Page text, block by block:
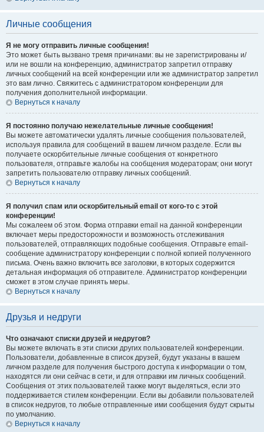
Личные сообщения
Я не могу отправить личные сообщения!
Это может быть вызвано тремя причинами: вы не зарегистрированы и/
или не вошли на конференцию, администратор запретил отправку
личных сообщений на всей конференции или же администратор запретил
это вам лично. Свяжитесь с администратором конференции для
получения дополнительной информации.
Вернуться к началу
Я постоянно получаю нежелательные личные сообщения!
Вы можете автоматически удалять личные сообщения пользователей,
используя правила для сообщений в вашем личном разделе. Если вы
получаете оскорбительные личные сообщения от конкретного
пользователя, отправьте жалобы на сообщения модераторам; они могут
запретить пользователю отправку личных сообщений.
Вернуться к началу
Я получил спам или оскорбительный email от кого-то с этой
конференции!
Мы сожалеем об этом. Форма отправки email на данной конференции
включает меры предосторожности и возможность отслеживания
пользователей, отправляющих подобные сообщения. Отправьте email-
сообщение администратору конференции с полной копией полученного
письма. Очень важно включить все заголовки, в которых содержится
детальная информация об отправителе. Администратор конференции
сможет в этом случае принять меры.
Вернуться к началу
Друзья и недруги
Что означают списки друзей и недругов?
Вы можете включать в эти списки других пользователей конференции.
Пользователи, добавленные в список друзей, будут указаны в вашем
личном разделе для получения быстрого доступа к информации о том,
находятся ли они сейчас в сети, и для отправки им личных сообщений.
Сообщения от этих пользователей также могут выделяться, если это
поддерживается стилем конференции. Если вы добавили пользователей
в список недругов, то любые отправленные ими сообщения будут скрыты
по умолчанию.
Вернуться к началу